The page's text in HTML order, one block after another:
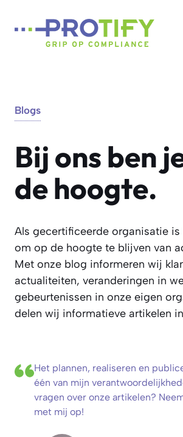
Blogs
Bij ons ben
de hoogte.
Als gecertificeerde organisatie is
om op de hoogte te blijven van
Met onze blog informeren wij
actualiteiten, veranderingen in
gebeurtenissen in onze eigen
delen wij informatieve artikelen
Het plannen, realiseren en
één van mijn
vragen over onze artikelen?
met mij op!